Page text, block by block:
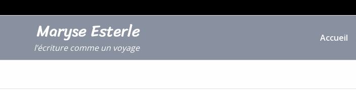
Accueil
l’écriture comme un voyage